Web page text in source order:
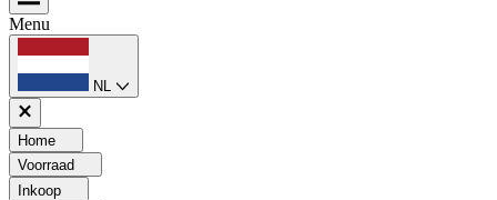
Menu
NL
Home
Voorraad
Inkoop